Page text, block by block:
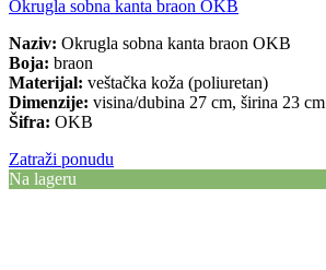
Okrugla sobna kanta braon OKB
Naziv: Okrugla sobna kanta braon OKB
Boja: braon
Materijal: veštačka koža (poliuretan)
Dimenzije: visina/dubina 27 cm, širina 23 cm
Šifra: OKB
Zatraži ponudu
Na lageru